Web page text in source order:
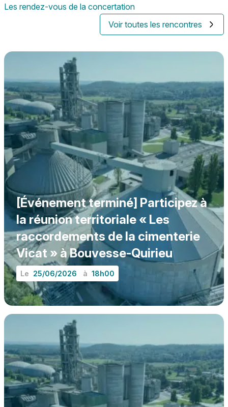
Les rendez-vous de la concertation
Voir toutes les rencontres
[Événement terminé] Participez à
la réunion territoriale « Les
raccordements de la cimenterie
Vicat » à Bouvesse-Quirieu
Le 25/06/2026 à 18h00
EN SAVOIR PLUS